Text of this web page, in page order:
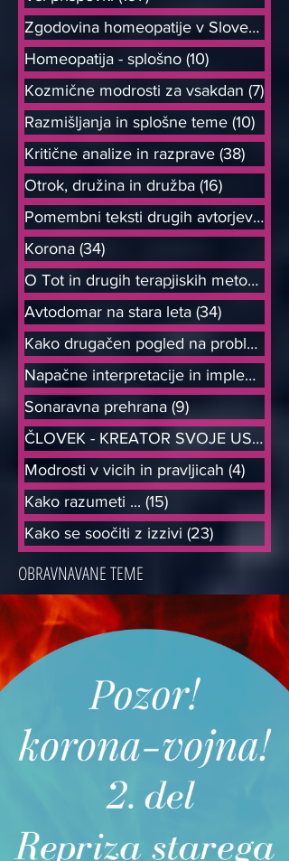
Zgodovina homeopatije v Sloveniji
Homeopatija - splošno (10)
Kozmične modrosti za vsakdan (7)
Razmišljanja in splošne teme (10)
Kritične analize in razprave (38)
Otrok, družina in družba (16)
Pomembni teksti drugih avtorjev
(6)
Korona (34)
O Tot in drugih terapjiskih metodah
Avtodomar na stara leta (34)
Kako drugačen pogled na probleme od
Napačne interpretacije in implement
Sonaravna prehrana (9)
ČLOVEK - KREATOR SVOJE USODE
Modrosti v vicih in pravljicah (4)
Kako razumeti ... (15)
Kako se soočiti z izzivi (23)
OBRAVNAVANE TEME